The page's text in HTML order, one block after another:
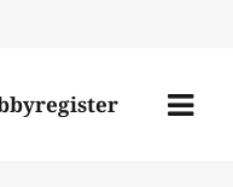
Menü